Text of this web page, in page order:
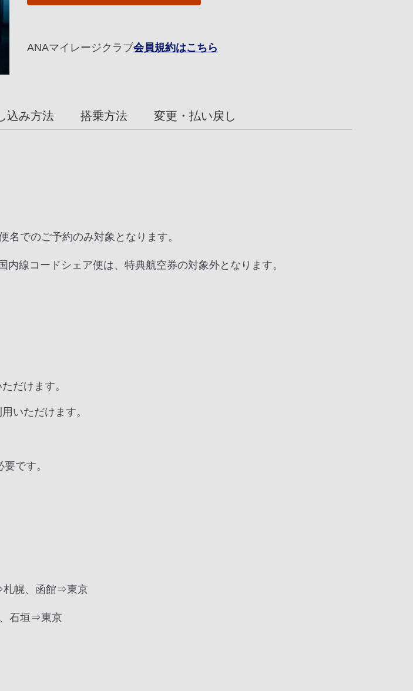
ANAマイレージクラブ会員規約はこちら
込み方法 搭乗方法 変更・払い戻し
でのご予約のみ対象となります。
線コードシェア便は、特典航空券の対象外となります。
だけます。
いただけます。
です。
札幌、函館⇒東京
石垣⇒東京